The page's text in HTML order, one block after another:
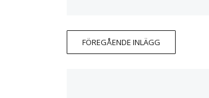
FÖREGÅENDE INLÄGG